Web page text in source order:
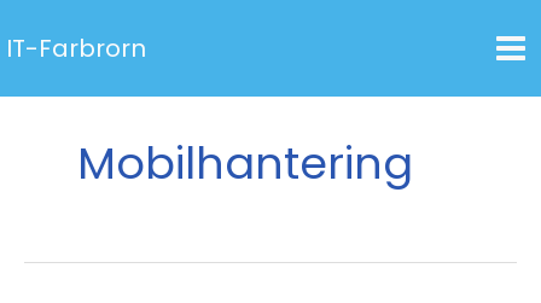
tillIT-Farbrorn
Mobilhantering